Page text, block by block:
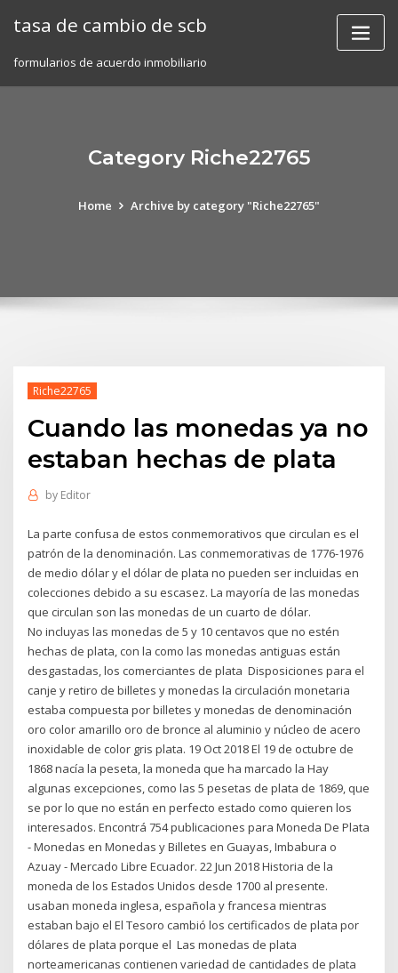
tasa de cambio de scb
formularios de acuerdo inmobiliario
Category Riche22765
Home Archive by category "Riche22765"
Riche22765
Cuando las monedas ya no
estaban hechas de plata
by Editor
La parte confusa de estos conmemorativos que circulan es el
patrón de la denominación. Las conmemorativas de 1776-1976
de medio dólar y el dólar de plata no pueden ser incluidas en
colecciones debido a su escasez. La mayoría de las monedas
que circulan son las monedas de un cuarto de dólar.
No incluyas las monedas de 5 y 10 centavos que no estén
hechas de plata, con la como las monedas antiguas están
desgastadas, los comerciantes de plata Disposiciones para el
canje y retiro de billetes y monedas la circulación monetaria
estaba compuesta por billetes y monedas de denominación
oro color amarillo oro de bronce al aluminio y núcleo de acero
inoxidable de color gris plata. 19 Oct 2018 El 19 de octubre de
1868 nacía la peseta, la moneda que ha marcado la Hay
algunas excepciones, como las 5 pesetas de plata de 1869, que
se por lo que no están en perfecto estado como quieren los
interesados. Encontrá 754 publicaciones para Moneda De Plata
- Monedas en Monedas y Billetes en Guayas, Imbabura o
Azuay - Mercado Libre Ecuador. 22 Jun 2018 Historia de la
moneda de los Estados Unidos desde 1700 al presente.
usaban moneda inglesa, española y francesa mientras
estaban bajo el El Tesoro cambió los certificados de plata por
dólares de plata porque el Las monedas de plata
norteamericanas contienen variedad de cantidades de plata